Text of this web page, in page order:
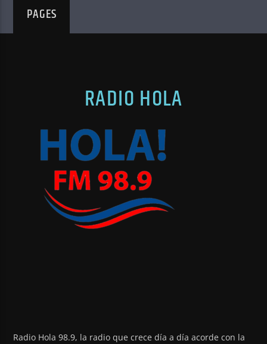
PAGES
RADIO HOLA
Radio Hola 98.9, la radio que crece día a día acorde con la